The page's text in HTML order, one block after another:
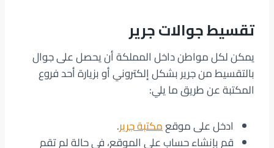
تقسيط جوالات جرير
يمكن لكل مواطن داخل المملكة أن يحصل على جوال
بالتقسيط من جرير بشكل إلكتروني أو بزيارة أحد فروع
المكتبة عن طريق ما يلي:
ادخل على موقعمكتبة جرير.
قم بإنشاء حساب على الموقع، في حالة لم تقم